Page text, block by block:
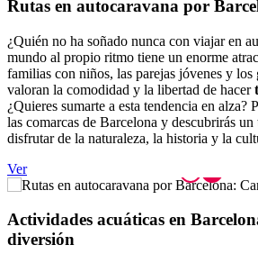
Rutas en autocaravana por
¿Quién no ha soñado nunca con viajar en
mundo al propio ritmo tiene un enorme
familias con niños, las parejas jóvenes y los
valoran la comodidad y la libertad de hacer
¿Quieres sumarte a esta tendencia en alza?
las comarcas de Barcelona y descubrirás
disfrutar de la naturaleza, la historia y la
Ver
Actividades acuáticas en
diversión